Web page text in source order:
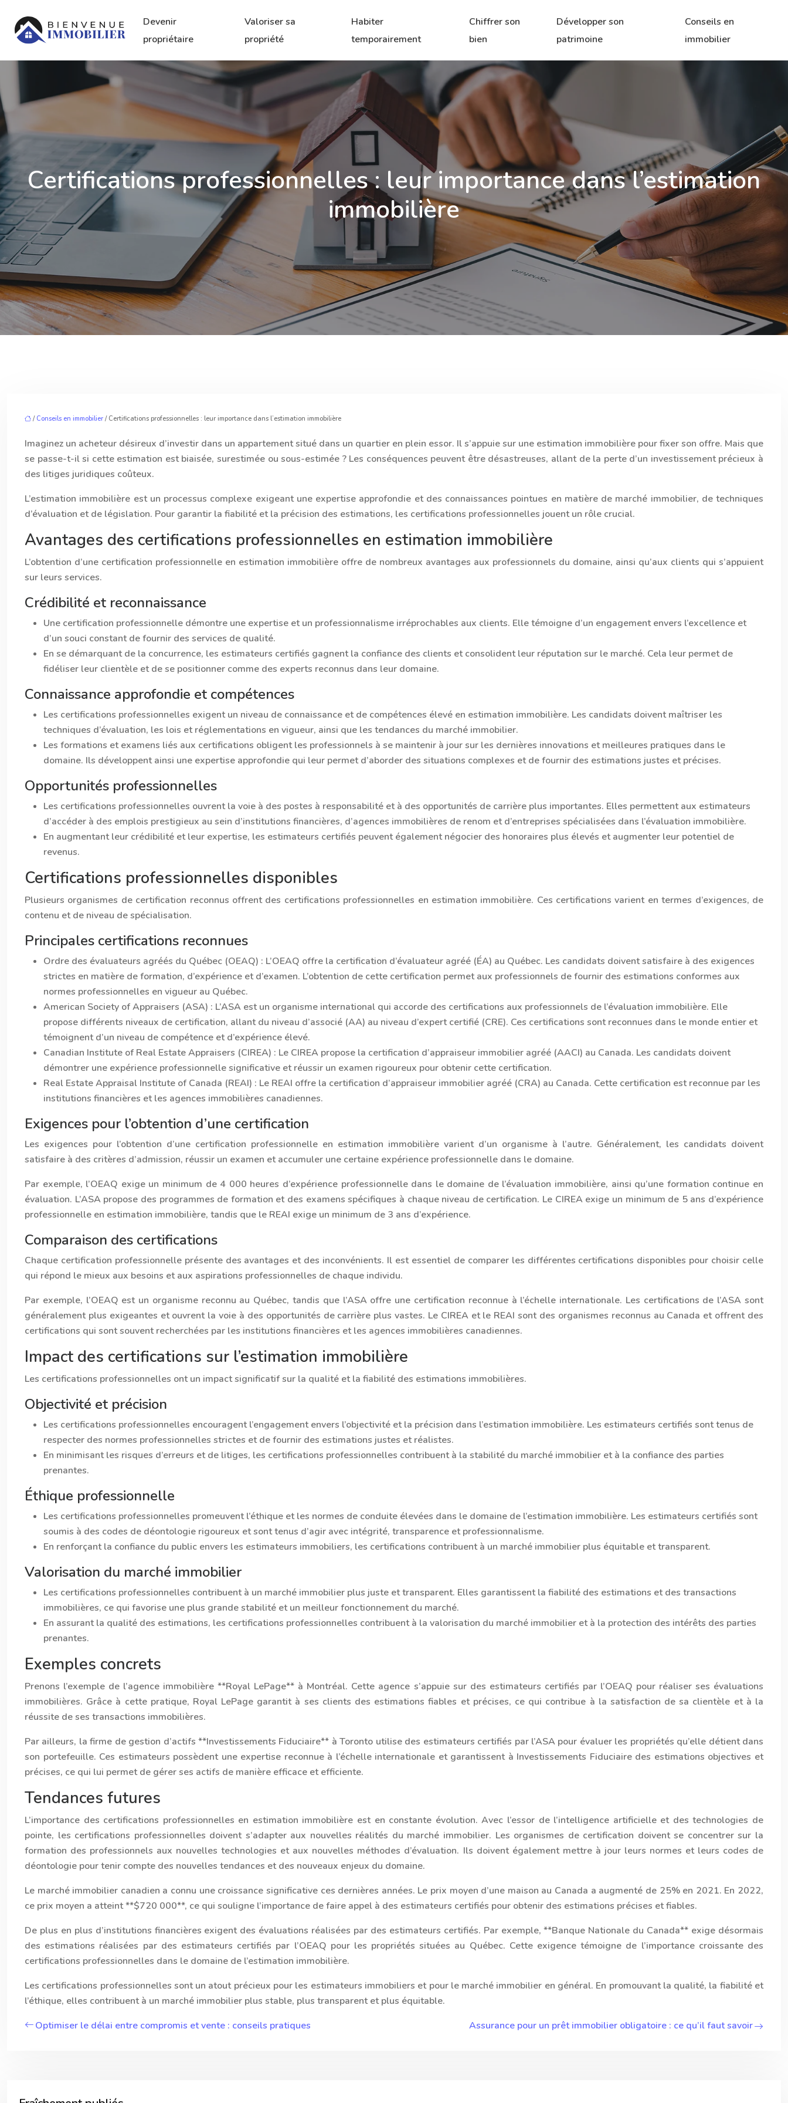
Devenir
propriétaire
Valoriser sa
propriété
Habiter
temporairement
Chiffrer son
bien
Développer son
patrimoine
Conseils en
immobilier
Certifications professionnelles : leur importance dans l’estimation
immobilière
/ Conseils en immobilier / Certifications professionnelles : leur importance dans l’estimation immobilière
Imaginez un acheteur désireux d’investir dans un appartement situé dans un quartier en plein essor. Il s’appuie sur une estimation immobilière pour fixer son offre. Mais que
se passe-t-il si cette estimation est biaisée, surestimée ou sous-estimée ? Les conséquences peuvent être désastreuses, allant de la perte d’un investissement précieux à
des litiges juridiques coûteux.
L’estimation immobilière est un processus complexe exigeant une expertise approfondie et des connaissances pointues en matière de marché immobilier, de techniques
d’évaluation et de législation. Pour garantir la fiabilité et la précision des estimations, les certifications professionnelles jouent un rôle crucial.
Avantages des certifications professionnelles en estimation immobilière
L’obtention d’une certification professionnelle en estimation immobilière offre de nombreux avantages aux professionnels du domaine, ainsi qu’aux clients qui s’appuient
sur leurs services.
Crédibilité et reconnaissance
Une certification professionnelle démontre une expertise et un professionnalisme irréprochables aux clients. Elle témoigne d’un engagement envers l’excellence et
d’un souci constant de fournir des services de qualité.
En se démarquant de la concurrence, les estimateurs certifiés gagnent la confiance des clients et consolident leur réputation sur le marché. Cela leur permet de
fidéliser leur clientèle et de se positionner comme des experts reconnus dans leur domaine.
Connaissance approfondie et compétences
Les certifications professionnelles exigent un niveau de connaissance et de compétences élevé en estimation immobilière. Les candidats doivent maîtriser les
techniques d’évaluation, les lois et réglementations en vigueur, ainsi que les tendances du marché immobilier.
Les formations et examens liés aux certifications obligent les professionnels à se maintenir à jour sur les dernières innovations et meilleures pratiques dans le
domaine. Ils développent ainsi une expertise approfondie qui leur permet d’aborder des situations complexes et de fournir des estimations justes et précises.
Opportunités professionnelles
Les certifications professionnelles ouvrent la voie à des postes à responsabilité et à des opportunités de carrière plus importantes. Elles permettent aux estimateurs
d’accéder à des emplois prestigieux au sein d’institutions financières, d’agences immobilières de renom et d’entreprises spécialisées dans l’évaluation immobilière.
En augmentant leur crédibilité et leur expertise, les estimateurs certifiés peuvent également négocier des honoraires plus élevés et augmenter leur potentiel de
revenus.
Certifications professionnelles disponibles
Plusieurs organismes de certification reconnus offrent des certifications professionnelles en estimation immobilière. Ces certifications varient en termes d’exigences, de
contenu et de niveau de spécialisation.
Principales certifications reconnues
Ordre des évaluateurs agréés du Québec (OEAQ) : L’OEAQ offre la certification d’évaluateur agréé (ÉA) au Québec. Les candidats doivent satisfaire à des exigences
strictes en matière de formation, d’expérience et d’examen. L’obtention de cette certification permet aux professionnels de fournir des estimations conformes aux
normes professionnelles en vigueur au Québec.
American Society of Appraisers (ASA) : L’ASA est un organisme international qui accorde des certifications aux professionnels de l’évaluation immobilière. Elle
propose différents niveaux de certification, allant du niveau d’associé (AA) au niveau d’expert certifié (CRE). Ces certifications sont reconnues dans le monde entier et
témoignent d’un niveau de compétence et d’expérience élevé.
Canadian Institute of Real Estate Appraisers (CIREA) : Le CIREA propose la certification d’appraiseur immobilier agréé (AACI) au Canada. Les candidats doivent
démontrer une expérience professionnelle significative et réussir un examen rigoureux pour obtenir cette certification.
Real Estate Appraisal Institute of Canada (REAI) : Le REAI offre la certification d’appraiseur immobilier agréé (CRA) au Canada. Cette certification est reconnue par les
institutions financières et les agences immobilières canadiennes.
Exigences pour l’obtention d’une certification
Les exigences pour l’obtention d’une certification professionnelle en estimation immobilière varient d’un organisme à l’autre. Généralement, les candidats doivent
satisfaire à des critères d’admission, réussir un examen et accumuler une certaine expérience professionnelle dans le domaine.
Par exemple, l’OEAQ exige un minimum de 4 000 heures d’expérience professionnelle dans le domaine de l’évaluation immobilière, ainsi qu’une formation continue en
évaluation. L’ASA propose des programmes de formation et des examens spécifiques à chaque niveau de certification. Le CIREA exige un minimum de 5 ans d’expérience
professionnelle en estimation immobilière, tandis que le REAI exige un minimum de 3 ans d’expérience.
Comparaison des certifications
Chaque certification professionnelle présente des avantages et des inconvénients. Il est essentiel de comparer les différentes certifications disponibles pour choisir celle
qui répond le mieux aux besoins et aux aspirations professionnelles de chaque individu.
Par exemple, l’OEAQ est un organisme reconnu au Québec, tandis que l’ASA offre une certification reconnue à l’échelle internationale. Les certifications de l’ASA sont
généralement plus exigeantes et ouvrent la voie à des opportunités de carrière plus vastes. Le CIREA et le REAI sont des organismes reconnus au Canada et offrent des
certifications qui sont souvent recherchées par les institutions financières et les agences immobilières canadiennes.
Impact des certifications sur l’estimation immobilière
Les certifications professionnelles ont un impact significatif sur la qualité et la fiabilité des estimations immobilières.
Objectivité et précision
Les certifications professionnelles encouragent l’engagement envers l’objectivité et la précision dans l’estimation immobilière. Les estimateurs certifiés sont tenus de
respecter des normes professionnelles strictes et de fournir des estimations justes et réalistes.
En minimisant les risques d’erreurs et de litiges, les certifications professionnelles contribuent à la stabilité du marché immobilier et à la confiance des parties
prenantes.
Éthique professionnelle
Les certifications professionnelles promeuvent l’éthique et les normes de conduite élevées dans le domaine de l’estimation immobilière. Les estimateurs certifiés sont
soumis à des codes de déontologie rigoureux et sont tenus d’agir avec intégrité, transparence et professionnalisme.
En renforçant la confiance du public envers les estimateurs immobiliers, les certifications contribuent à un marché immobilier plus équitable et transparent.
Valorisation du marché immobilier
Les certifications professionnelles contribuent à un marché immobilier plus juste et transparent. Elles garantissent la fiabilité des estimations et des transactions
immobilières, ce qui favorise une plus grande stabilité et un meilleur fonctionnement du marché.
En assurant la qualité des estimations, les certifications professionnelles contribuent à la valorisation du marché immobilier et à la protection des intérêts des parties
prenantes.
Exemples concrets
Prenons l’exemple de l’agence immobilière **Royal LePage** à Montréal. Cette agence s’appuie sur des estimateurs certifiés par l’OEAQ pour réaliser ses évaluations
immobilières. Grâce à cette pratique, Royal LePage garantit à ses clients des estimations fiables et précises, ce qui contribue à la satisfaction de sa clientèle et à la
réussite de ses transactions immobilières.
Par ailleurs, la firme de gestion d’actifs **Investissements Fiduciaire** à Toronto utilise des estimateurs certifiés par l’ASA pour évaluer les propriétés qu’elle détient dans
son portefeuille. Ces estimateurs possèdent une expertise reconnue à l’échelle internationale et garantissent à Investissements Fiduciaire des estimations objectives et
précises, ce qui lui permet de gérer ses actifs de manière efficace et efficiente.
Tendances futures
L’importance des certifications professionnelles en estimation immobilière est en constante évolution. Avec l’essor de l’intelligence artificielle et des technologies de
pointe, les certifications professionnelles doivent s’adapter aux nouvelles réalités du marché immobilier. Les organismes de certification doivent se concentrer sur la
formation des professionnels aux nouvelles technologies et aux nouvelles méthodes d’évaluation. Ils doivent également mettre à jour leurs normes et leurs codes de
déontologie pour tenir compte des nouvelles tendances et des nouveaux enjeux du domaine.
Le marché immobilier canadien a connu une croissance significative ces dernières années. Le prix moyen d’une maison au Canada a augmenté de 25% en 2021. En 2022,
ce prix moyen a atteint **$720 000**, ce qui souligne l’importance de faire appel à des estimateurs certifiés pour obtenir des estimations précises et fiables.
De plus en plus d’institutions financières exigent des évaluations réalisées par des estimateurs certifiés. Par exemple, **Banque Nationale du Canada** exige désormais
des estimations réalisées par des estimateurs certifiés par l’OEAQ pour les propriétés situées au Québec. Cette exigence témoigne de l’importance croissante des
certifications professionnelles dans le domaine de l’estimation immobilière.
Les certifications professionnelles sont un atout précieux pour les estimateurs immobiliers et pour le marché immobilier en général. En promouvant la qualité, la fiabilité et
l’éthique, elles contribuent à un marché immobilier plus stable, plus transparent et plus équitable.
Optimiser le délai entre compromis et vente : conseils pratiques
Assurance pour un prêt immobilier obligatoire : ce qu’il faut savoir